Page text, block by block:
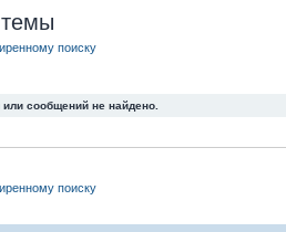
поиску
сообщений не найдено.
поиску